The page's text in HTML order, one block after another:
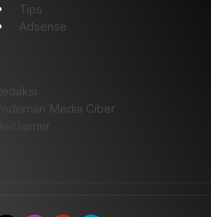
Tips
Adsense
Redaksi
Pedoman Media Ciber